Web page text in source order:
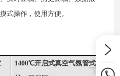
式操作，使用方便。
+
1400℃开启式真空气氛管式